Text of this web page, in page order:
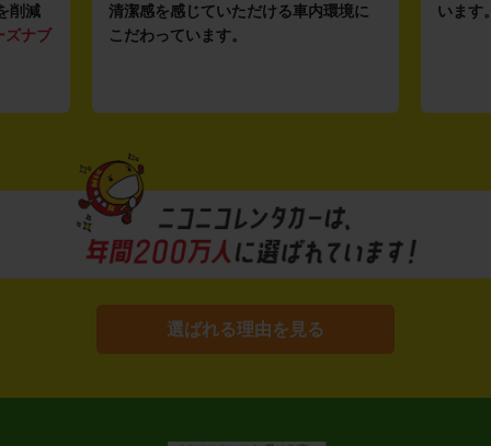
削減
ズナブ
清潔感を感じていただける車内環境に
こだわっています。
います
選ばれる理由を見る